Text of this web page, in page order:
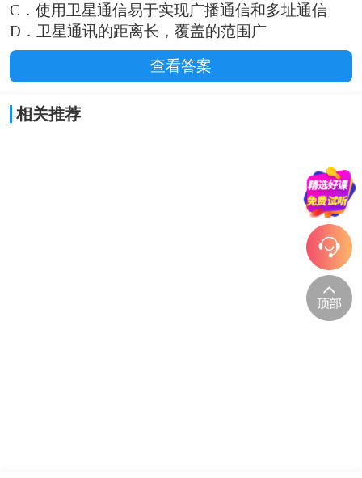
C．使用卫星通信易于实现广播通信和多址通信
D．卫星通讯的距离长，覆盖的范围广
查看答案
相关推荐